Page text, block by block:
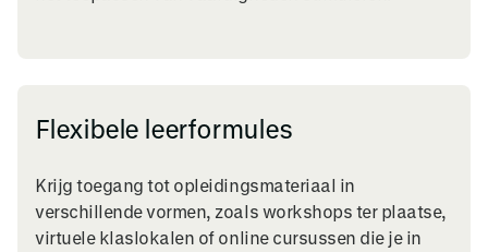
Flexibele leerformules
Krijg toegang tot opleidingsmateriaal in
verschillende vormen, zoals workshops ter plaatse,
virtuele klaslokalen of online cursussen die je in